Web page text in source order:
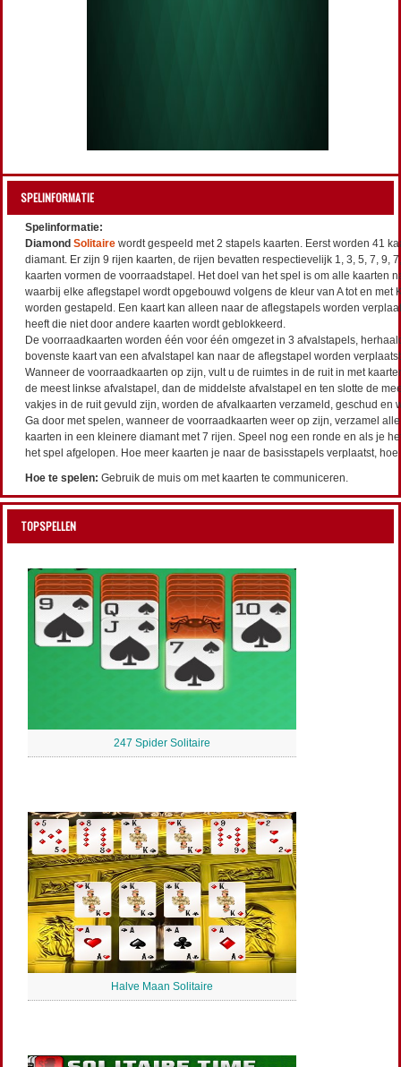
SPELINFORMATIE
Spelinformatie:
Diamond Solitaire wordt gespeeld met 2 stapels kaarten. Eerst worden 41
diamant. Er zijn 9 rijen kaarten, de rijen bevatten respectievelijk 1, 3, 5, 7, 9,
kaarten vormen de voorraadstapel. Het doel van het spel is om alle kaarten
waarbij elke aflegstapel wordt opgebouwd volgens de kleur van A tot en met
worden gestapeld. Een kaart kan alleen naar de aflegstapels worden
heeft die niet door andere kaarten wordt geblokkeerd.
De voorraadkaarten worden één voor één omgezet in 3 afvalstapels,
bovenste kaart van een afvalstapel kan naar de aflegstapel worden
Wanneer de voorraadkaarten op zijn, vult u de ruimtes in de ruit in met
de meest linkse afvalstapel, dan de middelste afvalstapel en ten slotte de
vakjes in de ruit gevuld zijn, worden de afvalkaarten verzameld, geschud en
Ga door met spelen, wanneer de voorraadkaarten weer op zijn, verzamel
kaarten in een kleinere diamant met 7 rijen. Speel nog een ronde en als je
het spel afgelopen. Hoe meer kaarten je naar de basisstapels verplaatst,
Hoe te spelen: Gebruik de muis om met kaarten te communiceren.
TOPSPELLEN
247 Spider Solitaire
Halve Maan Solitaire